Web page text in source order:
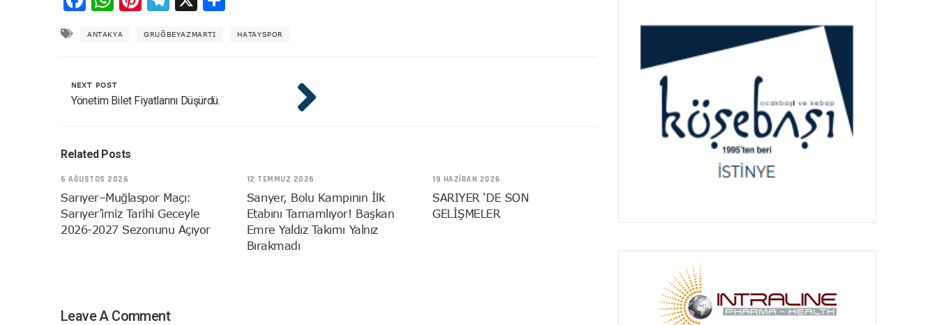
ANTAKYA GRUĞBEYAZMARTI HATAYSPOR
NEXT POST
Yönetim Bilet Fiyatlarını Düşürdü.
Related Posts
6 AĞUSTOS 2026
Sarıyer–Muğlaspor Maçı:
Sarıyer’imiz Tarihi Geceyle
2026-2027 Sezonunu Açıyor
12 TEMMUZ 2026
Sarıyer, Bolu Kampının İlk
Etabını Tamamlıyor! Başkan
Emre Yaldız Takımı Yalnız
Bırakmadı
19 HAZIRAN 2026
SARIYER ‘DE SON
GELİŞMELER
Leave A Comment